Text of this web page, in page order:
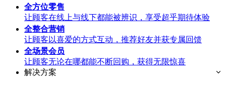
全方位零售
让顾客在线上与线下都能被辨识，享受超乎期待体验
全整合营销
让顾客以喜爱的方式互动，推荐好友并获专属回馈
全场景会员
让顾客无论在哪都能不断回购，获得无限惊喜
解决方案